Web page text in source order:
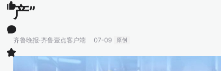
产”
齐鲁晚报·齐鲁壹点客户端 07-09 原创